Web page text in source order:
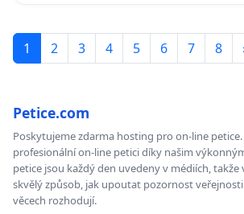
1 2 3 4 5 6 7 8
Petice.com
Poskytujeme zdarma hosting pro on-line
profesionální on-line petici díky našim
petice jsou každý den uvedeny v médiích,
skvělý způsob, jak upoutat pozornost
věcech rozhodují.